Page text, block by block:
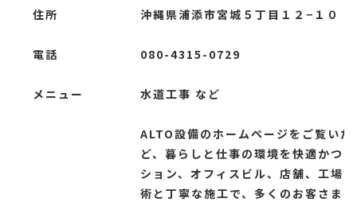
住所 沖縄県浦添市宮城５丁目１２−１０
電話 080-4315-0729
メニュー 水道工事 など
ALTO設備のホームページをご覧い
ど、暮らしと仕事の環境を快適かつ
ション、オフィスビル、店舗、工場
術と丁寧な施工で、多くのお客さま